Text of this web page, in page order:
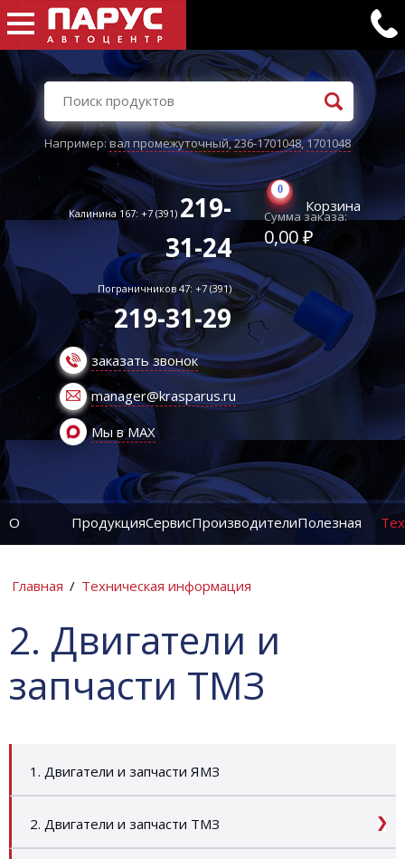
Например:вал промежуточный,236-1701048,1701048
Калинина 167: +7 (391) 219-
31-24
Пограничников 47: +7 (391)
219-31-29
заказать звонок
manager@krasparus.ru
Мы в MAX
0
Корзина
Сумма заказа:
0,00 ₽
О ПродукцияСервисПроизводителиПолезная
Главная / Техническая информация
2. Двигатели и
запчасти ТМЗ
1. Двигатели и запчасти ЯМЗ
2. Двигатели и запчасти ТМЗ